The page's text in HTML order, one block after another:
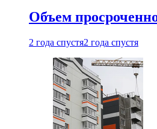
Объем
2 года спустя2 года спустя